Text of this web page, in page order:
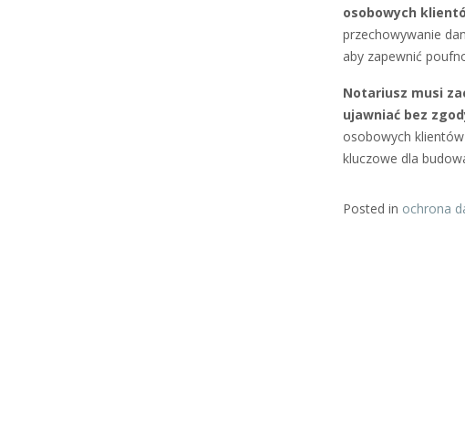
osobowych
przechowywanie
aby zapewnić
Notariusz musi
ujawniać bez
osobowych
kluczowe dla
Posted in ochrona